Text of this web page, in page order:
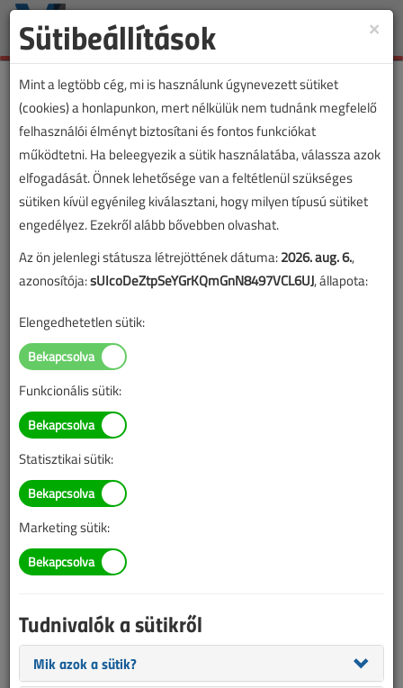
Toggle
Lapszám:
Épületvillamosság
Műszaki szemmel a Duna
Arénában
Figylem! Ez a cikk 9 éve frissült utoljára. A benne szereplő
információk mára aktualitásukat veszíthették, valamint a tartalom
×
Sütibeállítások
Mint a legtöbb cég, mi is használunk úgynevezett sütiket
(cookies) a honlapunkon, mert nélkülük nem tudnánk megfelelő
felhasználói élményt biztosítani és fontos funkciókat
működtetni. Ha beleegyezik a sütik használatába, válassza azok
elfogadását. Önnek lehetősége van a feltétlenül szükséges
sütiken kívül egyénileg kiválasztani, hogy milyen típusú sütiket
engedélyez. Ezekről alább bővebben olvashat.
Az ön jelenlegi státusza létrejöttének dátuma:2026. aug. 6.,
azonosítója:sUIcoDeZtpSeYGrKQmGnN8497VCL6UJ, állapota:
Elengedhetetlen sütik:
Funkcionális sütik:
Statisztikai sütik:
Marketing sütik:
Tudnivalók a sütikről
Mik azok a sütik?